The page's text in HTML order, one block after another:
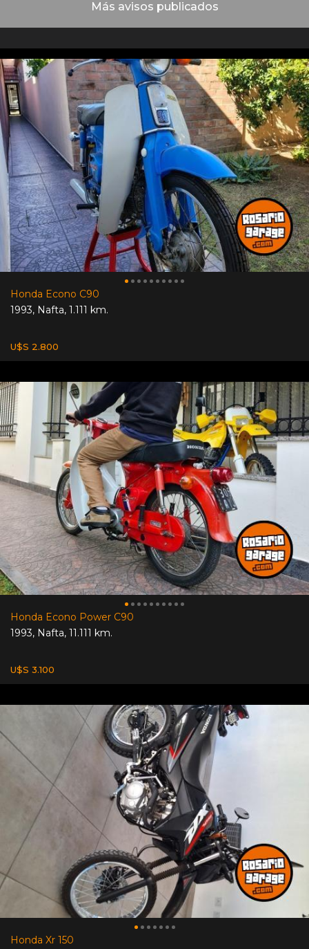
Más avisos publicados
Honda Econo C90
1993, Nafta, 1.111 km.
U$S 2.800
Honda Econo Power C90
1993, Nafta, 11.111 km.
U$S 3.100
Honda Xr 150